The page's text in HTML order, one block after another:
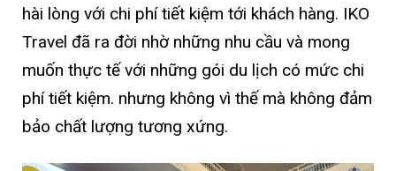
hài lòng với chi phí tiết kiệm tới khách hàng. IKO
Travel đã ra đời nhờ những nhu cầu và mong
muốn thực tế với những gói du lịch có mức chi
phí tiết kiệm. nhưng không vì thế mà không đảm
bảo chất lượng tương xứng.